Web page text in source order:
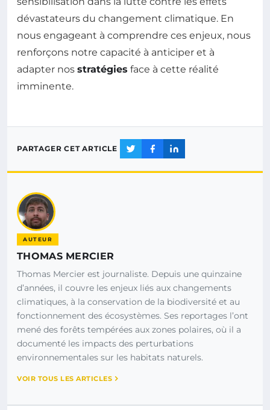
dévastateurs du changement climatique. En
nous engageant à comprendre ces enjeux, nous
renforçons notre capacité à anticiper et à
adapter nos stratégies face à cette réalité
imminente.
PARTAGER CET ARTICLE
AUTEUR
THOMAS MERCIER
Thomas Mercier est journaliste. Depuis une quinzaine
d’années, il couvre les enjeux liés aux changements
climatiques, à la conservation de la biodiversité et au
fonctionnement des écosystèmes. Ses reportages l’ont
mené des forêts tempérées aux zones polaires, où il a
documenté les impacts des perturbations
environnementales sur les habitats naturels.
VOIR TOUS LES ARTICLES